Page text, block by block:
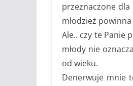
przeznaczone dla
młodzież
Ale.. czy te Panie
młody nie
od wieku.
Denerwuje mnie